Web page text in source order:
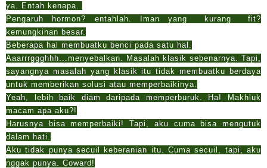
ya. Entah kenapa.
Pengaruh hormon? entahlah. Iman yang kurang fit?
kemungkinan besar.
Beberapa hal membuatku benci pada satu hal.
Aaarrrggghhh...menyebalkan. Masalah klasik sebenarnya. Tapi,
sayangnya masalah yang klasik itu tidak membuatku berdaya
untuk memberikan solusi atau memperbaikinya.
Yeah, lebih baik diam daripada memperburuk. Ha! Makhluk
macam apa aku?!
Harusnya bisa memperbaiki! Tapi, aku cuma bisa mengutuk
dalam hati.
Aku tidak punya secuil keberanian itu. Cuma secuil, tapi, aku
nggak punya. Coward!